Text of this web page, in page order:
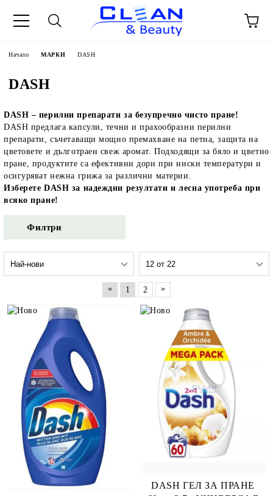
Начало МАРКИ DASH
DASH
DASH – перилни препарати за безупречно чисто пране!
DASH предлага капсули, течни и прахообразни перилни
препарати, съчетаващи мощно премахване на петна, защита на
цветовете и дълготраен свеж аромат. Подходящи за бяло и цветно
пране, продуктите са ефективни дори при ниски температури и
осигуряват нежна грижа за различни материи.
Изберете DASH за надеждни резултати и лесна употреба при
всяко пране!
Филтри
« 1 2 »
DASH ГЕЛ ЗА ПРАНЕ